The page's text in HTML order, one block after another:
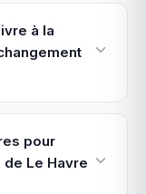
à la
pour
Le Havre